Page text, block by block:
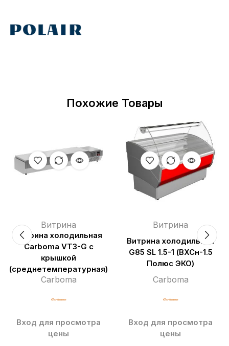
Похожие Товары
Витрина
Витрина холодильная
Carboma VT3-G с
крышкой
(среднетемпературная)
Carboma
Вход для просмотра
цены
Витрина
Витрина холодильная
G85 SL 1.5-1 (ВХСн-1.5
Полюс ЭКО)
Carboma
Вход для просмотра
цены